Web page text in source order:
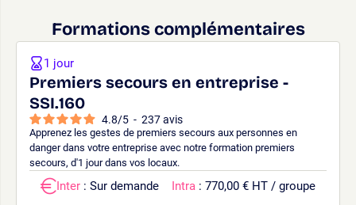
Formations complémentaires
Premiers secours en entreprise -
SSI.160
4.8/5 - 237avis
Apprenez les gestes de premiers secours aux personnes en
danger dans votre entreprise avec notre formation premiers
secours, d'1 jour dans vos locaux.
1 jour
Inter : Sur demande Intra : 770,00 € HT / groupe